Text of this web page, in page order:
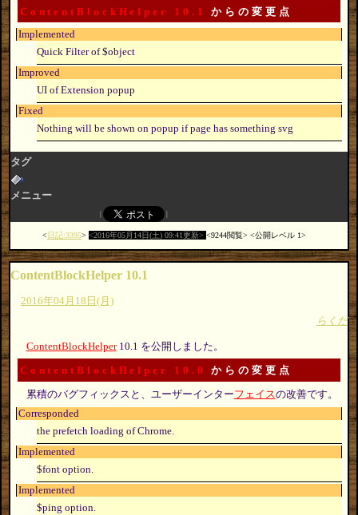
ContentBlockHelper 10.1
からの変更点
Implemented
Quick Filter of $object
Improved
UI of Extension popup
Fixed
Nothing will be shown on popup if page has something svg
タグ
メニュー
日記:3395 2016年05月14日(土) 09:41更新 9244閲覧 公開レベル 1
ContentBlockHelper 10.1
2016年04月18日(月)
らくだ
ContentBlockHelper10.1 を公開しました。
ContentBlockHelper 10.0 からの変更点
累積のバグフィックスと、ユーザーインターフェイスの改善です。
Corresponded
the prefetch loading of Chrome.
Implemented
$font option.
Implemented
$ping option.